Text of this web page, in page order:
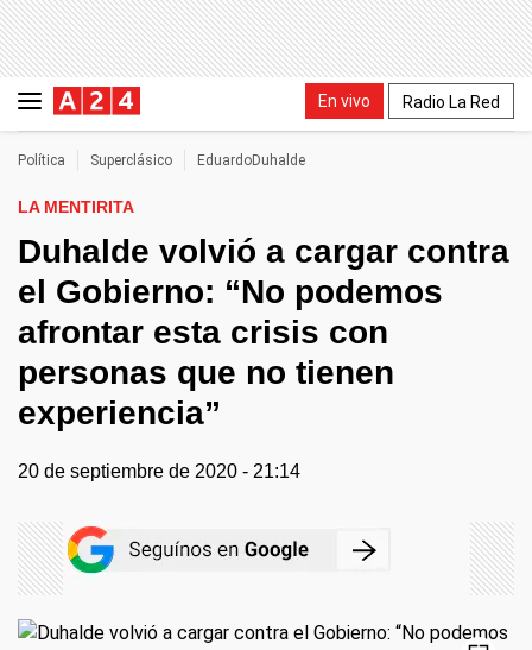
En vivo Radio La Red
Política Superclásico EduardoDuhalde
LA MENTIRITA
Duhalde volvió a cargar contra
el Gobierno: “No podemos
afrontar esta crisis con
personas que no tienen
experiencia”
20 de septiembre de 2020 - 21:14